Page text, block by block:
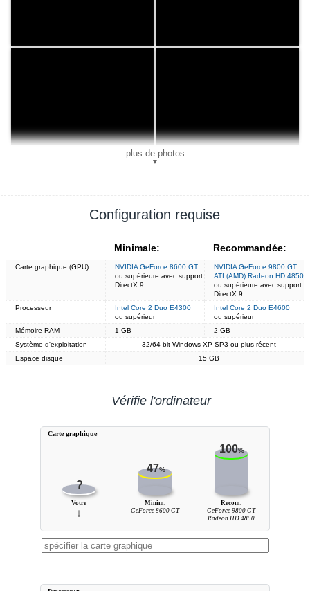
plus de photos
▼
Configuration requise
Minimale: Recommandée:
Carte graphique (GPU)
NVIDIA GeForce 8600 GT
ou supérieure avec support
DirectX 9
NVIDIA GeForce 9800 GT
ATI (AMD) Radeon HD 4850
ou supérieure avec support
DirectX 9
Processeur
Intel Core 2 Duo E4300
ou supérieur
Intel Core 2 Duo E4600
ou supérieur
Mémoire RAM
1 GB
2 GB
Système d'exploitation
32/64-bit Windows XP SP3 ou plus récent
Espace disque
15 GB
Vérifie l'ordinateur
?
47%
100%
Votre
↓
Minim.
GeForce 8600 GT
Recom.
GeForce 9800 GT
Radeon HD 4850
Carte graphique